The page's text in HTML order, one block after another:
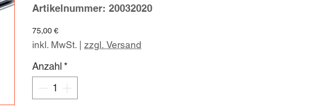
Artikelnummer: 20032020
75,00 €Preis
inkl. MwSt. zzgl. Versand
Anzahl *